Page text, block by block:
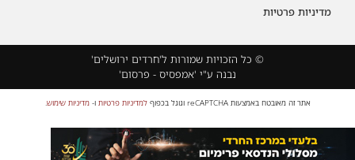
מדיניות פרטיות
© כל הזכויות שמורות ל'חרדים ירושלים'
נבנה ע"י 'אמפסיס - פרסום'
אתר זה מאובטח באמצעות reCAPTCHA וגוגל בכפוף למדיניות פרטיות ו-מדיניות שימוש